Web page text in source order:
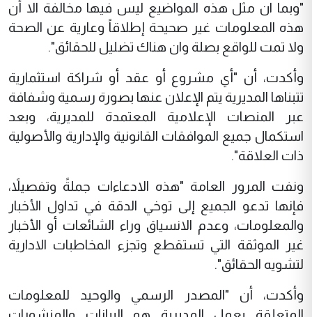
"وبما ان مثل هذه المواضيع ليس فيها مخالفة الا أن
هذه المعلومات غير صحيحة إطلاقاً وعارية عن الصحة
ولا تمت للواقع بصلة وان هناك تضليل للحقائق".
وأكدت، أن "أي مشروع أو عقد أو شراكة استثمارية
تتبناها المديرية يتم الإعلان عنها بصورة رسمية وشفافة
عبر المنصات الإعلامية المعتمدة للمديرية، وبعد
استكمال جميع الموافقات القانونية والإدارية والأصولية
ذات العلاقة".
ونفت المرور العامة "هذه الادعاءات جملةً وتفصيلاً،
فإنها تدعو الجميع إلى توخي الدقة في تداول الأخبار
والمعلومات، وعدم الانسياق وراء الشائعات أو الأخبار
غير الموثقة التي تستقطع وتجزء المخاطبات الادارية
لتشويه الحقائق".
وأكدت، أن "المصدر الرسمي والوحيد للمعلومات